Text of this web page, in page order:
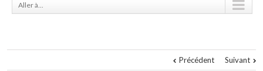
Aller à...
Précédent Suivant